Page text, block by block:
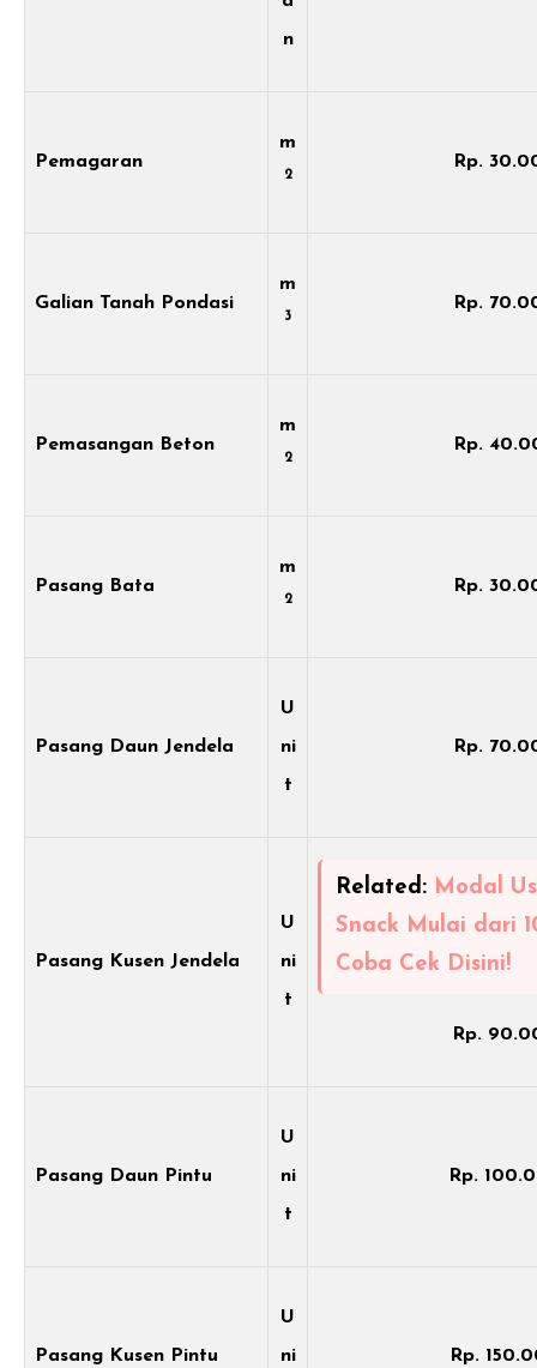
n
Pemagaran
m
2
Rp.
Galian Tanah Pondasi
m
3
Rp.
Pemasangan Beton
m
2
Rp.
Pasang Bata
m
2
Rp.
Pasang Daun Jendela
U
ni
t
Rp.
Pasang Kusen Jendela
U
ni
t
Related: Modal
Snack Mulai dari
Coba Cek Disini!
Rp.
Pasang Daun Pintu
U
ni
t
Rp.
Pasang Kusen Pintu
U
ni
Rp.